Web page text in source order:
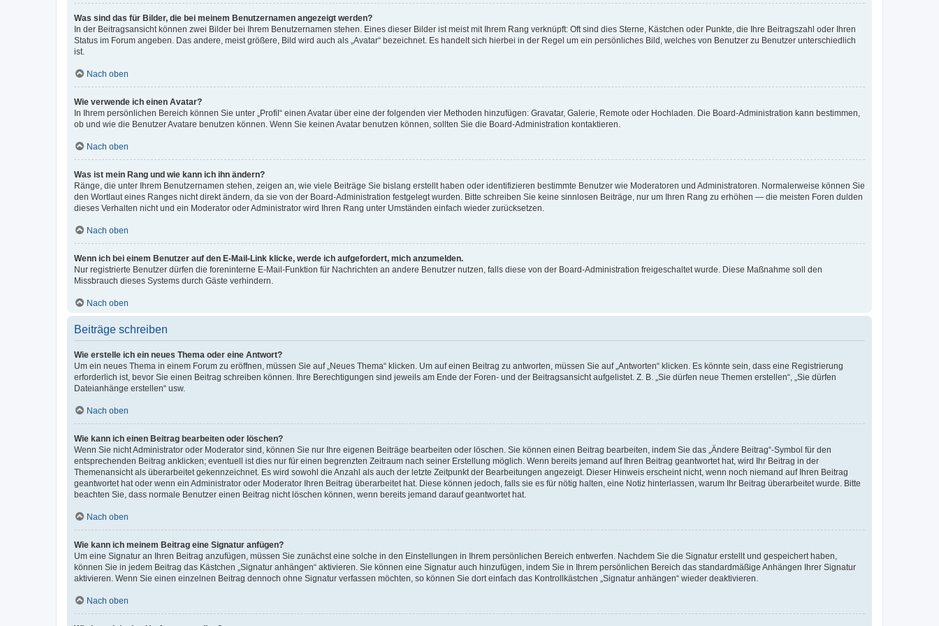
Was sind das für Bilder, die bei meinem Benutzernamen angezeigt werden?
In der Beitragsansicht können zwei Bilder bei Ihrem Benutzernamen stehen. Eines dieser Bilder ist meist mit Ihrem Rang verknüpft: Oft sind dies Sterne, Kästchen oder Punkte, die Ihre Beitragszahl oder Ihren
Status im Forum angeben. Das andere, meist größere, Bild wird auch als „Avatar“ bezeichnet. Es handelt sich hierbei in der Regel um ein persönliches Bild, welches von Benutzer zu Benutzer unterschiedlich
ist.
Nach oben
Wie verwende ich einen Avatar?
In Ihrem persönlichen Bereich können Sie unter „Profil“ einen Avatar über eine der folgenden vier Methoden hinzufügen: Gravatar, Galerie, Remote oder Hochladen. Die Board-Administration kann bestimmen,
ob und wie die Benutzer Avatare benutzen können. Wenn Sie keinen Avatar benutzen können, sollten Sie die Board-Administration kontaktieren.
Nach oben
Was ist mein Rang und wie kann ich ihn ändern?
Ränge, die unter Ihrem Benutzernamen stehen, zeigen an, wie viele Beiträge Sie bislang erstellt haben oder identifizieren bestimmte Benutzer wie Moderatoren und Administratoren. Normalerweise können Sie
den Wortlaut eines Ranges nicht direkt ändern, da sie von der Board-Administration festgelegt wurden. Bitte schreiben Sie keine sinnlosen Beiträge, nur um Ihren Rang zu erhöhen — die meisten Foren dulden
dieses Verhalten nicht und ein Moderator oder Administrator wird Ihren Rang unter Umständen einfach wieder zurücksetzen.
Nach oben
Wenn ich bei einem Benutzer auf den E-Mail-Link klicke, werde ich aufgefordert, mich anzumelden.
Nur registrierte Benutzer dürfen die foreninterne E-Mail-Funktion für Nachrichten an andere Benutzer nutzen, falls diese von der Board-Administration freigeschaltet wurde. Diese Maßnahme soll den
Missbrauch dieses Systems durch Gäste verhindern.
Nach oben
Beiträge schreiben
Wie erstelle ich ein neues Thema oder eine Antwort?
Um ein neues Thema in einem Forum zu eröffnen, müssen Sie auf „Neues Thema“ klicken. Um auf einen Beitrag zu antworten, müssen Sie auf „Antworten“ klicken. Es könnte sein, dass eine Registrierung
erforderlich ist, bevor Sie einen Beitrag schreiben können. Ihre Berechtigungen sind jeweils am Ende der Foren- und der Beitragsansicht aufgelistet. Z. B. „Sie dürfen neue Themen erstellen“, „Sie dürfen
Dateianhänge erstellen“ usw.
Nach oben
Wie kann ich einen Beitrag bearbeiten oder löschen?
Wenn Sie nicht Administrator oder Moderator sind, können Sie nur Ihre eigenen Beiträge bearbeiten oder löschen. Sie können einen Beitrag bearbeiten, indem Sie das „Ändere Beitrag“-Symbol für den
entsprechenden Beitrag anklicken; eventuell ist dies nur für einen begrenzten Zeitraum nach seiner Erstellung möglich. Wenn bereits jemand auf Ihren Beitrag geantwortet hat, wird Ihr Beitrag in der
Themenansicht als überarbeitet gekennzeichnet. Es wird sowohl die Anzahl als auch der letzte Zeitpunkt der Bearbeitungen angezeigt. Dieser Hinweis erscheint nicht, wenn noch niemand auf Ihren Beitrag
geantwortet hat oder wenn ein Administrator oder Moderator Ihren Beitrag überarbeitet hat. Diese können jedoch, falls sie es für nötig halten, eine Notiz hinterlassen, warum Ihr Beitrag überarbeitet wurde. Bitte
beachten Sie, dass normale Benutzer einen Beitrag nicht löschen können, wenn bereits jemand darauf geantwortet hat.
Nach oben
Wie kann ich meinem Beitrag eine Signatur anfügen?
Um eine Signatur an Ihren Beitrag anzufügen, müssen Sie zunächst eine solche in den Einstellungen in Ihrem persönlichen Bereich entwerfen. Nachdem Sie die Signatur erstellt und gespeichert haben,
können Sie in jedem Beitrag das Kästchen „Signatur anhängen“ aktivieren. Sie können eine Signatur auch hinzufügen, indem Sie in Ihrem persönlichen Bereich das standardmäßige Anhängen Ihrer Signatur
aktivieren. Wenn Sie einen einzelnen Beitrag dennoch ohne Signatur verfassen möchten, so können Sie dort einfach das Kontrollkästchen „Signatur anhängen“ wieder deaktivieren.
Nach oben